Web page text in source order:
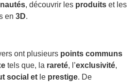
, découvrir les produits et les
en 3D.
ont plusieurs points communs
tels que, la rareté, l’exclusivité,
social et le prestige. De